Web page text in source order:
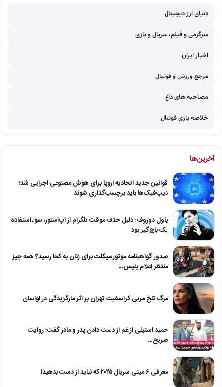
دنیای ارز دیجیتال
سرگرمی و فیلم، سریال و بازی
اخبار ایران
مرجع ورزش و فوتبال
مصاحبه های داغ
خلاصه بازی فوتبال
آخرین‌ها
قوانین جدید اتحادیه اروپا برای هوش مصنوعی اجرایی شد؛
دیپ‌فیک‌ها باید برچسب‌گذاری شوند
پاول دوروف: دلیل حذف موقت تلگرام از اپ‌استور، سوءاستفاده
یک باج‌گیر بود
صدور گواهینامه موتورسیکلت برای زنان به کجا رسید؟ همه چیز
منتظر اعلام پلیس…
مرگ تلخ مربی کراسفیت تهران بر اثر مارگزیدگی در لواسان
حمید استیلی از غم از دست دادن پدر و مادر گفت؛ روایت
صریح…
معرفی ۶ مینی سریال ۲۰۲۵ که نباید از دست بدهید!